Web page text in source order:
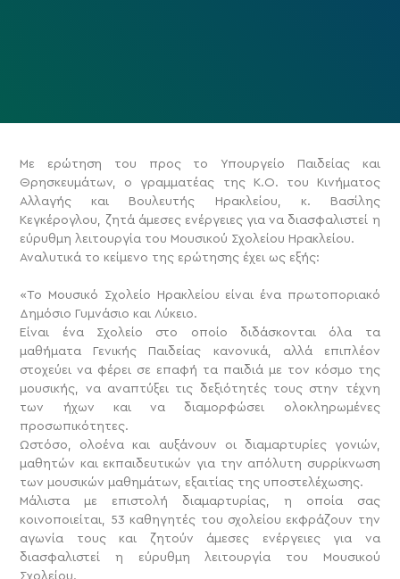
Με ερώτηση του προς τo Υπουργείo Παιδείας και
Θρησκευμάτων, ο γραμματέας της Κ.Ο. του Κινήματος
Αλλαγής και Βουλευτής Ηρακλείου, κ. Βασίλης
Κεγκέρογλου, ζητά άμεσες ενέργειες για να διασφαλιστεί η
εύρυθμη λειτουργία του Μουσικού Σχολείου Ηρακλείου.
Αναλυτικά το κείμενο της ερώτησης έχει ως εξής:
«Το Μουσικό Σχολείο Ηρακλείου είναι ένα πρωτοποριακό
Δημόσιο Γυμνάσιο και Λύκειο.
Είναι ένα Σχολείο στο οποίο διδάσκονται όλα τα
μαθήματα Γενικής Παιδείας κανονικά, αλλά επιπλέον
στοχεύει να φέρει σε επαφή τα παιδιά με τον κόσμο της
μουσικής, να αναπτύξει τις δεξιότητές τους στην τέχνη
των ήχων και να διαμορφώσει ολοκληρωμένες
προσωπικότητες.
Ωστόσο, ολοένα και αυξάνουν οι διαμαρτυρίες γονιών,
μαθητών και εκπαιδευτικών για την απόλυτη συρρίκνωση
των μουσικών μαθημάτων, εξαιτίας της υποστελέχωσης.
Μάλιστα με επιστολή διαμαρτυρίας, η οποία σας
κοινοποιείται, 53 καθηγητές του σχολείου εκφράζουν την
αγωνία τους και ζητούν άμεσες ενέργειες για να
διασφαλιστεί η εύρυθμη λειτουργία του Μουσικού
Σχολείου.